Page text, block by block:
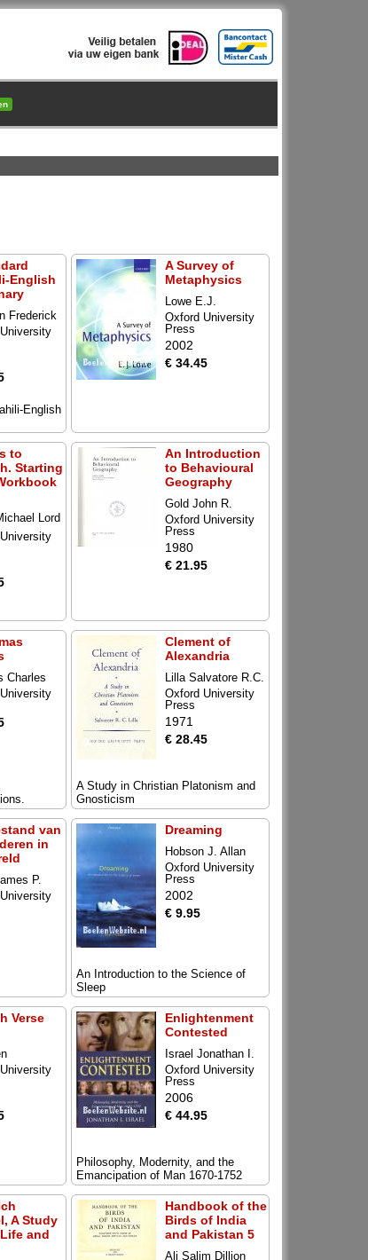
English
Frederick
English
A Survey of
Metaphysics
Lowe E.J.
Oxford University
Press
2002
€ 34.45
to
Starting
Lord
An Introduction
to Behavioural
Geography
Gold John R.
Oxford University
Press
1980
€ 21.95
Charles
Clement of
Alexandria
Lilla Salvatore R.C.
Oxford University
Press
1971
€ 28.45
A Study in Christian Platonism and
Gnosticism
van
in
P.
Dreaming
Hobson J. Allan
Oxford University
Press
2002
€ 9.95
An Introduction to the Science of
Sleep
Verse
Enlightenment
Contested
Israel Jonathan I.
Oxford University
Press
2006
€ 44.95
Philosophy, Modernity, and the
Emancipation of Man 1670-1752
A Study
and
Handbook of the
Birds of India
and Pakistan 5
Ali Salim Dillion